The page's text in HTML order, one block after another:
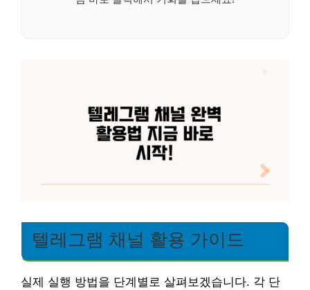
텔레그램 채널 활용 가이드
실제 실행 방법을 단계별로 살펴보겠습니다. 각 단